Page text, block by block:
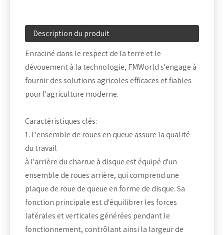
Description du produit
Enraciné dans le respect de la terre et le
dévouement à la technologie, FMWorld s'engage à
fournir des solutions agricoles efficaces et fiables
pour l'agriculture moderne.
Caractéristiques clés:
1. L'ensemble de roues en queue assure la qualité
du travail
à l'arrière du charrue à disque est équipé d'un
ensemble de roues arrière, qui comprend une
plaque de roue de queue en forme de disque. Sa
fonction principale est d'équilibrer les forces
latérales et verticales générées pendant le
fonctionnement, contrôlant ainsi la largeur de